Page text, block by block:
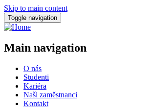
Skip to main content
Toggle navigation
Main navigation
O nás
Studenti
Kariéra
Naši zaměstnanci
Kontakt